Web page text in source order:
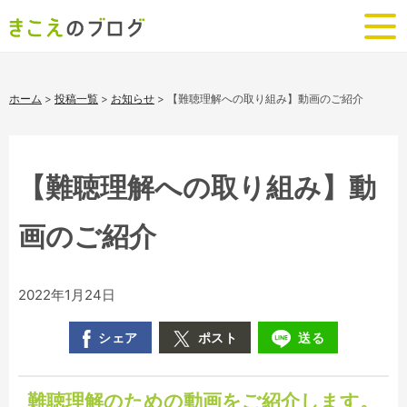
ホーム > 投稿一覧 > お知らせ > 【難聴理解への取り組み】動画のご紹介
【難聴理解への取り組み】動
画のご紹介
2022年1月24日
シェア ポスト 送る
難聴理解のための動画をご紹介します。